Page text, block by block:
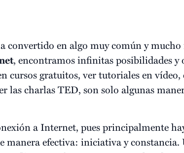
convertido en algo muy común y
, encontramos infinitas posibilidades y
cursos gratuitos, ver tutoriales en
las charlas TED, son solo algunas
a Internet, pues principalmente
manera efectiva: iniciativa y constancia.